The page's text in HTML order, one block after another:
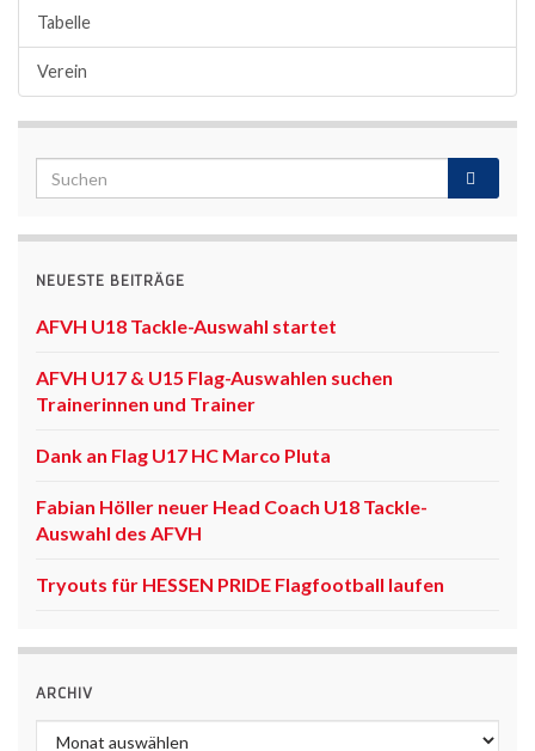
Tabelle
Verein
NEUESTE BEITRÄGE
AFVH U18 Tackle-Auswahl startet
AFVH U17 & U15 Flag-Auswahlen suchen
Trainerinnen und Trainer
Dank an Flag U17 HC Marco Pluta
Fabian Höller neuer Head Coach U18 Tackle-
Auswahl des AFVH
Tryouts für HESSEN PRIDE Flagfootball laufen
ARCHIV
Archiv